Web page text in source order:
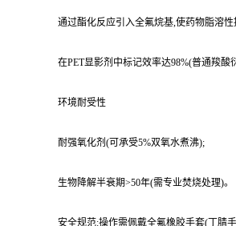
通过酯化反应引入全氟烷基,使药物脂溶
在PET显影剂中标记效率达98%(普通羧酸
环境耐受性
耐强氧化剂(可承受5%双氧水煮沸);
生物降解半衰期>50年(需专业焚烧处理)。
安全规范:操作需佩戴全氟橡胶手套(丁腈